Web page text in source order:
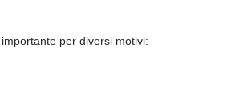
per diversi motivi: